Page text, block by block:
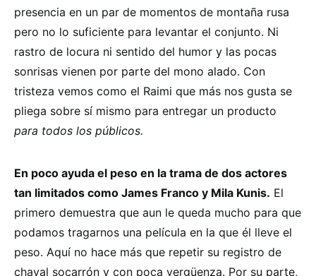
presencia en un par de momentos de montaña rusa
pero no lo suficiente para levantar el conjunto. Ni
rastro de locura ni sentido del humor y las pocas
sonrisas vienen por parte del mono alado. Con
tristeza vemos como el Raimi que más nos gusta se
pliega sobre sí mismo para entregar un producto
para todos los públicos.
En poco ayuda el peso en la trama de dos actores
tan limitados como James Franco y Mila Kunis. El
primero demuestra que aun le queda mucho para que
podamos tragarnos una película en la que él lleve el
peso. Aquí no hace más que repetir su registro de
chaval socarrón y con poca vergüenza. Por su parte,